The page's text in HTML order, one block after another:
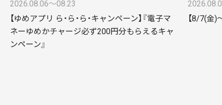
2026.08.06〜08.23
【ゆめアプリ ら・ら・ら・キャンペーン】『電子マ
ネーゆめかチャージ必ず200円分もらえるキャ
ンペーン』
【8/7(金)